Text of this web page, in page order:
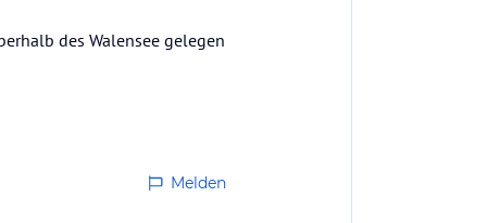
des Walensee gelegen
Melden